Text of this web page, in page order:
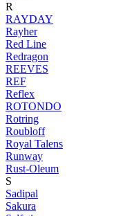
R
RAYDAY
Rayher
Red Line
Redragon
REEVES
REF
Reflex
ROTONDO
Rotring
Roubloff
Royal Talens
Runway
Rust-Oleum
S
Sadipal
Sakura